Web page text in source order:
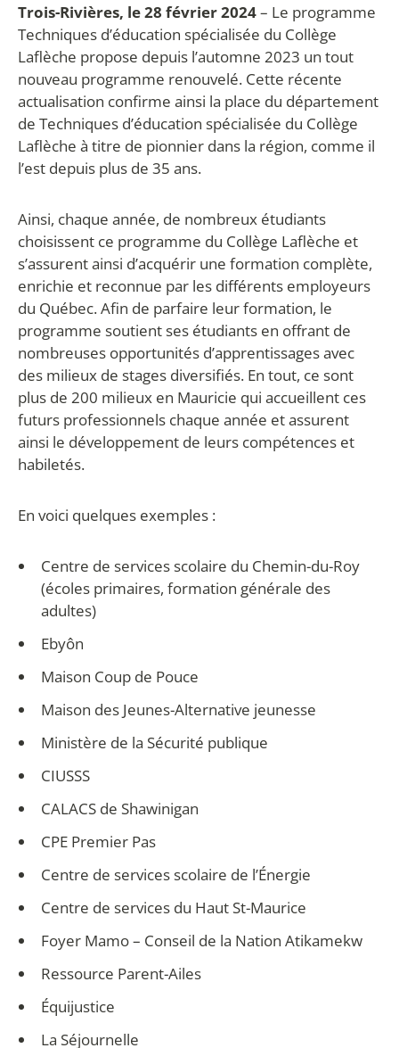
Trois-Rivières, le 28 février 2024– Le programme
Techniques d’éducation spécialisée du Collège
Laflèche propose depuis l’automne 2023 un tout
nouveau programme renouvelé. Cette récente
actualisation confirme ainsi la place du département
de Techniques d’éducation spécialisée du Collège
Laflèche à titre de pionnier dans la région, comme il
l’est depuis plus de 35 ans.
Ainsi, chaque année, de nombreux étudiants
choisissent ce programme du Collège Laflèche et
s’assurent ainsi d’acquérir une formation complète,
enrichie et reconnue par les différents employeurs
du Québec. Afin de parfaire leur formation, le
programme soutient ses étudiants en offrant de
nombreuses opportunités d’apprentissages avec
des milieux de stages diversifiés. En tout, ce sont
plus de 200 milieux en Mauricie qui accueillent ces
futurs professionnels chaque année et assurent
ainsi le développement de leurs compétences et
habiletés.
En voici quelques exemples :
Centre de services scolaire du Chemin-du-Roy
(écoles primaires, formation générale des
adultes)
Ebyôn
Maison Coup de Pouce
Maison des Jeunes-Alternative jeunesse
Ministère de la Sécurité publique
CIUSSS
CALACS de Shawinigan
CPE Premier Pas
Centre de services scolaire de l’Énergie
Centre de services du Haut St-Maurice
Foyer Mamo – Conseil de la Nation Atikamekw
Ressource Parent-Ailes
Équijustice
La Séjournelle